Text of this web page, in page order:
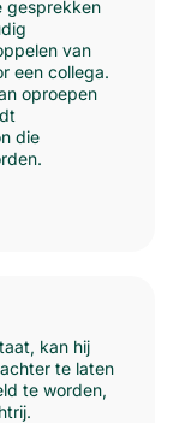
gesprekken
van
een collega.
oproepen
die
kan hij
te laten
te worden,